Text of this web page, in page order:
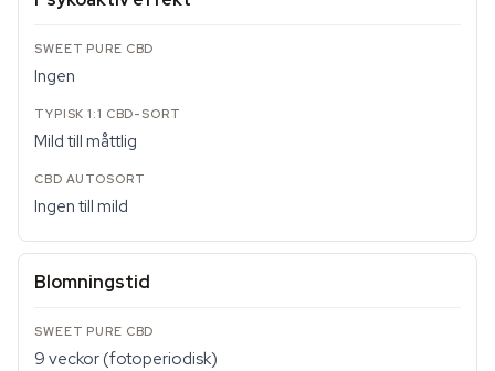
Ingen
Mild till måttlig
Ingen till mild
Blomningstid
9 veckor (fotoperiodisk)